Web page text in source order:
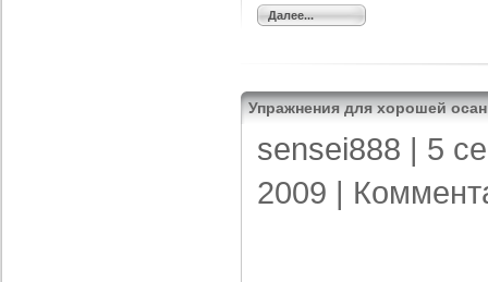
Далее...
Упражнения для хорошей
sensei888 | 5
2009 |